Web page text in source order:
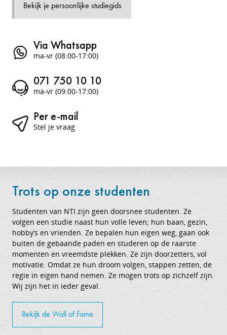
Bekijk je persoonlijke studiegids
Via Whatsapp
ma-vr (08:00-17:00)
071 750 10 10
ma-vr (09:00-17:00)
Per e-mail
Stel je vraag
Trots op onze studenten
Studenten van NTI zijn geen doorsnee studenten. Ze
volgen een studie naast hun volle leven; hun baan, gezin,
hobby’s en vrienden. Ze bepalen hun eigen weg, gaan ook
buiten de gebaande paden en studeren op de raarste
momenten en vreemdste plekken. Ze zijn doorzetters, vol
motivatie. Omdat ze hun droom volgen, stappen zetten, de
regie in eigen hand nemen. Ze mogen trots op zichzelf zijn.
Wij zijn het in ieder geval.
Bekijk de Wall of Fame